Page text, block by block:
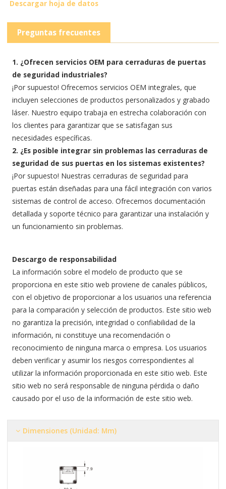
Descargar hoja de datos
Preguntas frecuentes
1. ¿Ofrecen servicios OEM para cerraduras de puertas
de seguridad industriales?
¡Por supuesto! Ofrecemos servicios OEM integrales, que
incluyen selecciones de productos personalizados y grabado
láser. Nuestro equipo trabaja en estrecha colaboración con
los clientes para garantizar que se satisfagan sus
necesidades específicas.
2. ¿Es posible integrar sin problemas las cerraduras de
seguridad de sus puertas en los sistemas existentes?
¡Por supuesto! Nuestras cerraduras de seguridad para
puertas están diseñadas para una fácil integración con varios
sistemas de control de acceso. Ofrecemos documentación
detallada y soporte técnico para garantizar una instalación y
un funcionamiento sin problemas.
Descargo de responsabilidad
La información sobre el modelo de producto que se
proporciona en este sitio web proviene de canales públicos,
con el objetivo de proporcionar a los usuarios una referencia
para la comparación y selección de productos. Este sitio web
no garantiza la precisión, integridad o confiabilidad de la
información, ni constituye una recomendación o
reconocimiento de ninguna marca o empresa. Los usuarios
deben verificar y asumir los riesgos correspondientes al
utilizar la información proporcionada en este sitio web. Este
sitio web no será responsable de ninguna pérdida o daño
causado por el uso de la información de este sitio web.
Dimensiones (Unidad: Mm)